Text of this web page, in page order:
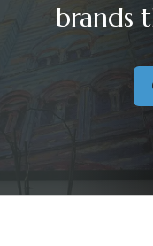
brands